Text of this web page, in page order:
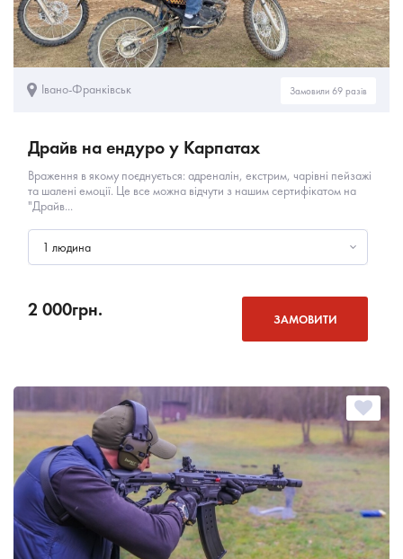
Івано-Франківськ Замовили 69 разів
Драйв на ендуро у Карпатах
Враження в якому поєднується: адреналін, екстрим, чарівні пейзажі
та шалені емоції. Це все можна відчути з нашим сертифікатом на
"Драйв...
1 людина
2 000грн. ЗАМОВИТИ